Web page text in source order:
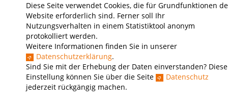
Diese Seite verwendet Cookies, die für Grundfunktionen
Website erforderlich sind. Ferner soll Ihr
Nutzungsverhalten in einem Statistiktool anonym
protokolliert werden.
Weitere Informationen finden Sie in unserer
Datenschutzerklärung.
Sind Sie mit der Erhebung der Daten einverstanden? Diese
Einstellung können Sie über die Seite
Datenschutz
jederzeit rückgängig machen.